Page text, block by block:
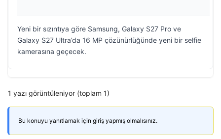
Yeni bir sızıntıya göre Samsung, Galaxy S27 Pro ve
Galaxy S27 Ultra’da 16 MP çözünürlüğünde yeni bir selfie
kamerasına geçecek.
1 yazı görüntüleniyor (toplam 1)
Bu konuyu yanıtlamak için giriş yapmış olmalısınız.